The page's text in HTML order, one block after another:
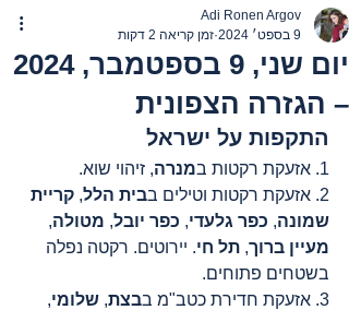
יום שני, 9 בספטמבר, 2024
– הגזרה הצפונית
Adi Ronen Argov
9 בספט׳ 2024
זמן קריאה 2 דקות
התקפות על ישראל
1. אזעקת רקטות ב מנרה, זיהוי שוא.
2. אזעקת רקטות וטילים ב
בית הלל, קריית
שמונה, כפר גלעדי, כפר יובל, מטולה,
מעיין ברוך, תל חי. יירוטים. רקטה נפלה
בשטחים פתוחים.
3. אזעקת חדירת כטב"מ ב
בצת, שלומי,